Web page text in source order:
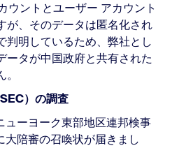
ウントとユーザー アカウント
が、そのデータは匿名化され
判明しているため、弊社とし
ータが中国政府と共有された
）の調査
ーヨーク東部地区連邦検事
陪審の召喚状が届きまし